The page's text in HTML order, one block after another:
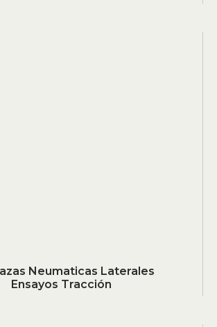
Neumaticas Laterales
Ensayos Tracción